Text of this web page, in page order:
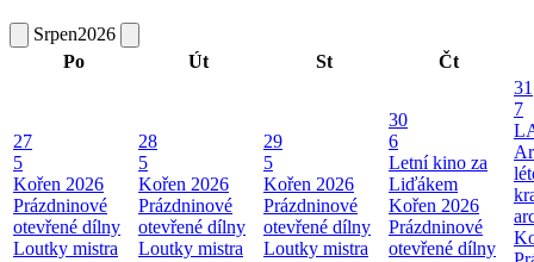
Srpen2026
Po
Út St Čt
27
5
Kořen 2026
Prázdninové
otevřené dílny
Loutky mistra
28
5
Kořen 2026
Prázdninové
otevřené dílny
Loutky mistra
29
5
Kořen 2026
Prázdninové
otevřené dílny
Loutky mistra
30
6
Letní kino za
Liďákem
Kořen 2026
Prázdninové
otevřené dílny
31
7